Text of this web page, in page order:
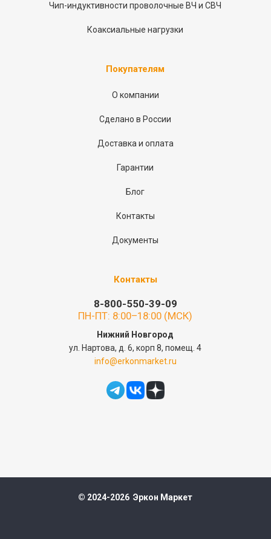
Чип-индуктивности проволочные ВЧ и СВЧ
Коаксиальные нагрузки
Покупателям
О компании
Сделано в России
Доставка и оплата
Гарантии
Блог
Контакты
Документы
Контакты
8-800-550-39-09
ПН-ПТ: 8:00–18:00 (МСК)
Нижний Новгород
ул. Нартова, д. 6, корп 8, помещ. 4
info@erkonmarket.ru
© 2024-2026 Эркон Маркет